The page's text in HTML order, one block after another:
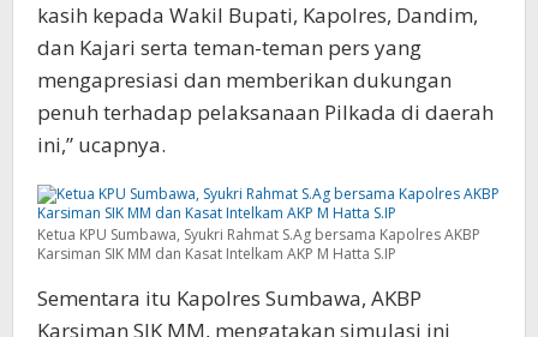
kasih kepada Wakil Bupati, Kapolres, Dandim,
dan Kajari serta teman-teman pers yang
mengapresiasi dan memberikan dukungan
penuh terhadap pelaksanaan Pilkada di daerah
ini,” ucapnya.
Ketua KPU Sumbawa, Syukri Rahmat S.Ag bersama Kapolres AKBP
Karsiman SIK MM dan Kasat Intelkam AKP M Hatta S.IP
Sementara itu Kapolres Sumbawa, AKBP
Karsiman SIK MM, mengatakan simulasi ini